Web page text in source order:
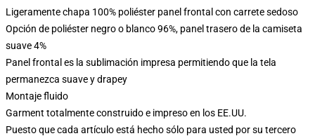
Ligeramente chapa 100% poliéster panel frontal con carrete sedoso
Opción de poliéster negro o blanco 96%, panel trasero de la camiseta
suave 4%
Panel frontal es la sublimación impresa permitiendo que la tela
permanezca suave y drapey
Montaje fluido
Garment totalmente construido e impreso en los EE.UU.
Puesto que cada artículo está hecho sólo para usted por su tercero